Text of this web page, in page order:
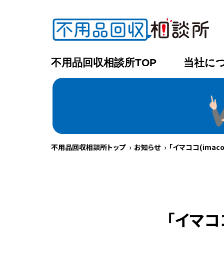
不用品回収相談所TOP 当社に
不用品回収相談所トップ お知らせ 「イマココ
「イマ